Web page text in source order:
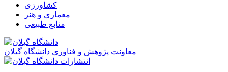
کشاورزی
معماری و هنر
منابع طبیعی
معاونت پژوهش و فناوری دانشگاه گیلان